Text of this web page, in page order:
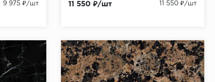
9 975 ₽/шт 11 550 ₽/шт 11 550 ₽/шт